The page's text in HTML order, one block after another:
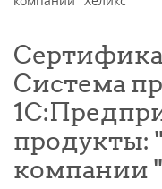
Система
продукты:
компании